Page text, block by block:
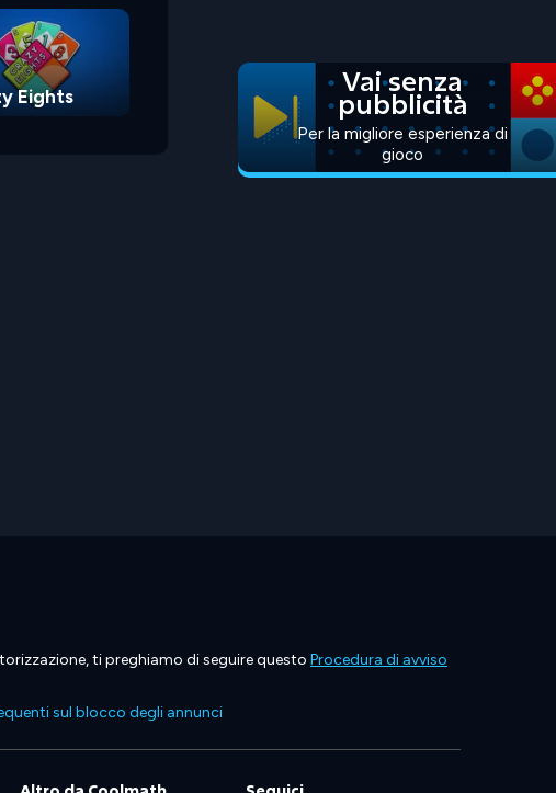
Eights Vai senza
pubblicità
Per la migliore esperienza di
gioco
ti preghiamo di seguire questo Procedura di avviso
sul blocco degli annunci